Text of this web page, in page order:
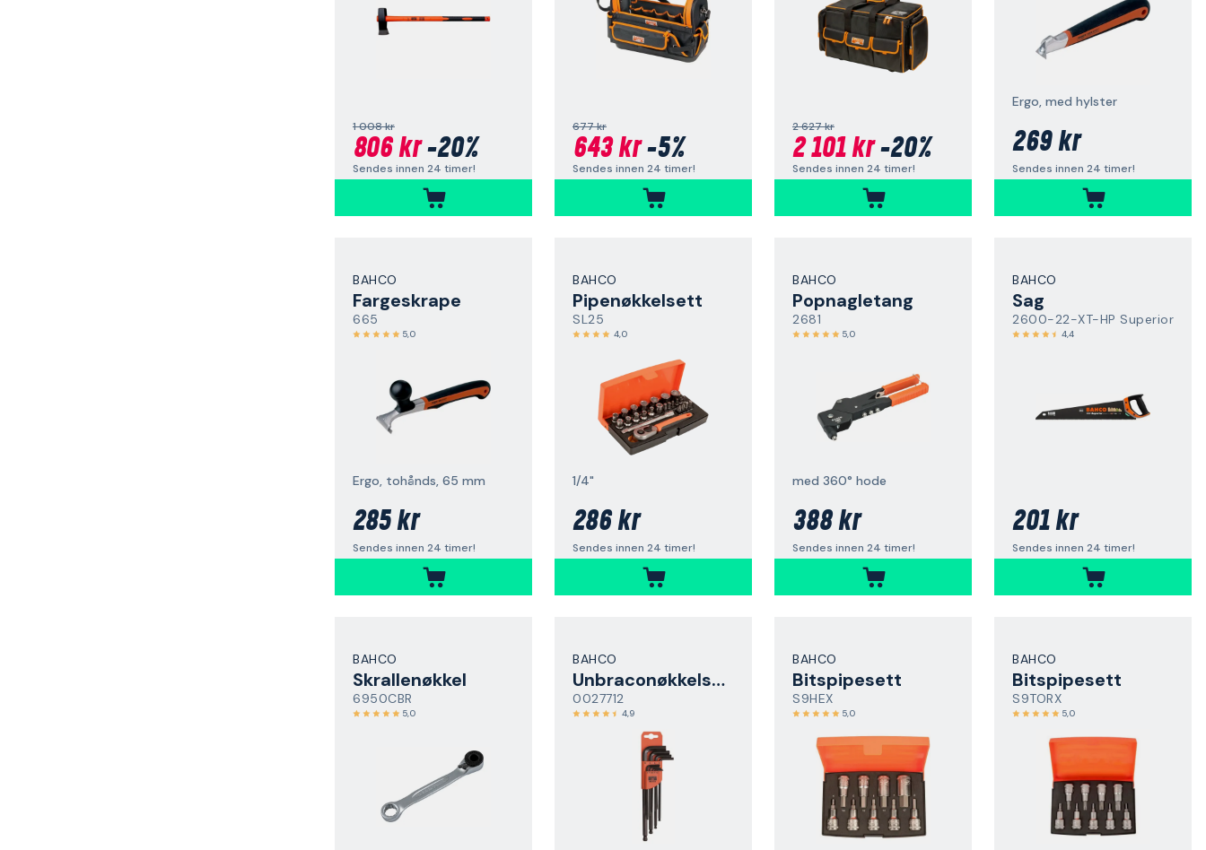
1 008 kr
806 kr-20%
Sendes innen 24 timer!
677 kr
643 kr-5%
Sendes innen 24 timer!
2 627 kr
2 101 kr-20%
Sendes innen 24 timer!
Ergo, med hylster
269 kr
Sendes innen 24 timer!
BAHCO
Fargeskrape
665
5,0
Ergo, tohånds, 65 mm
285 kr
Sendes innen 24 timer!
BAHCO
Pipenøkkelsett
SL25
4,0
1/4"
286 kr
Sendes innen 24 timer!
BAHCO
Popnagletang
2681
5,0
med 360° hode
388 kr
Sendes innen 24 timer!
BAHCO
Sag
2600-22-XT-HP Superior
4,4
201 kr
Sendes innen 24 timer!
BAHCO
Skrallenøkkel
6950CBR
5,0
BAHCO
Unbraconøkkelsett
0027712
4,9
BAHCO
Bitspipesett
S9HEX
5,0
BAHCO
Bitspipesett
S9TORX
5,0